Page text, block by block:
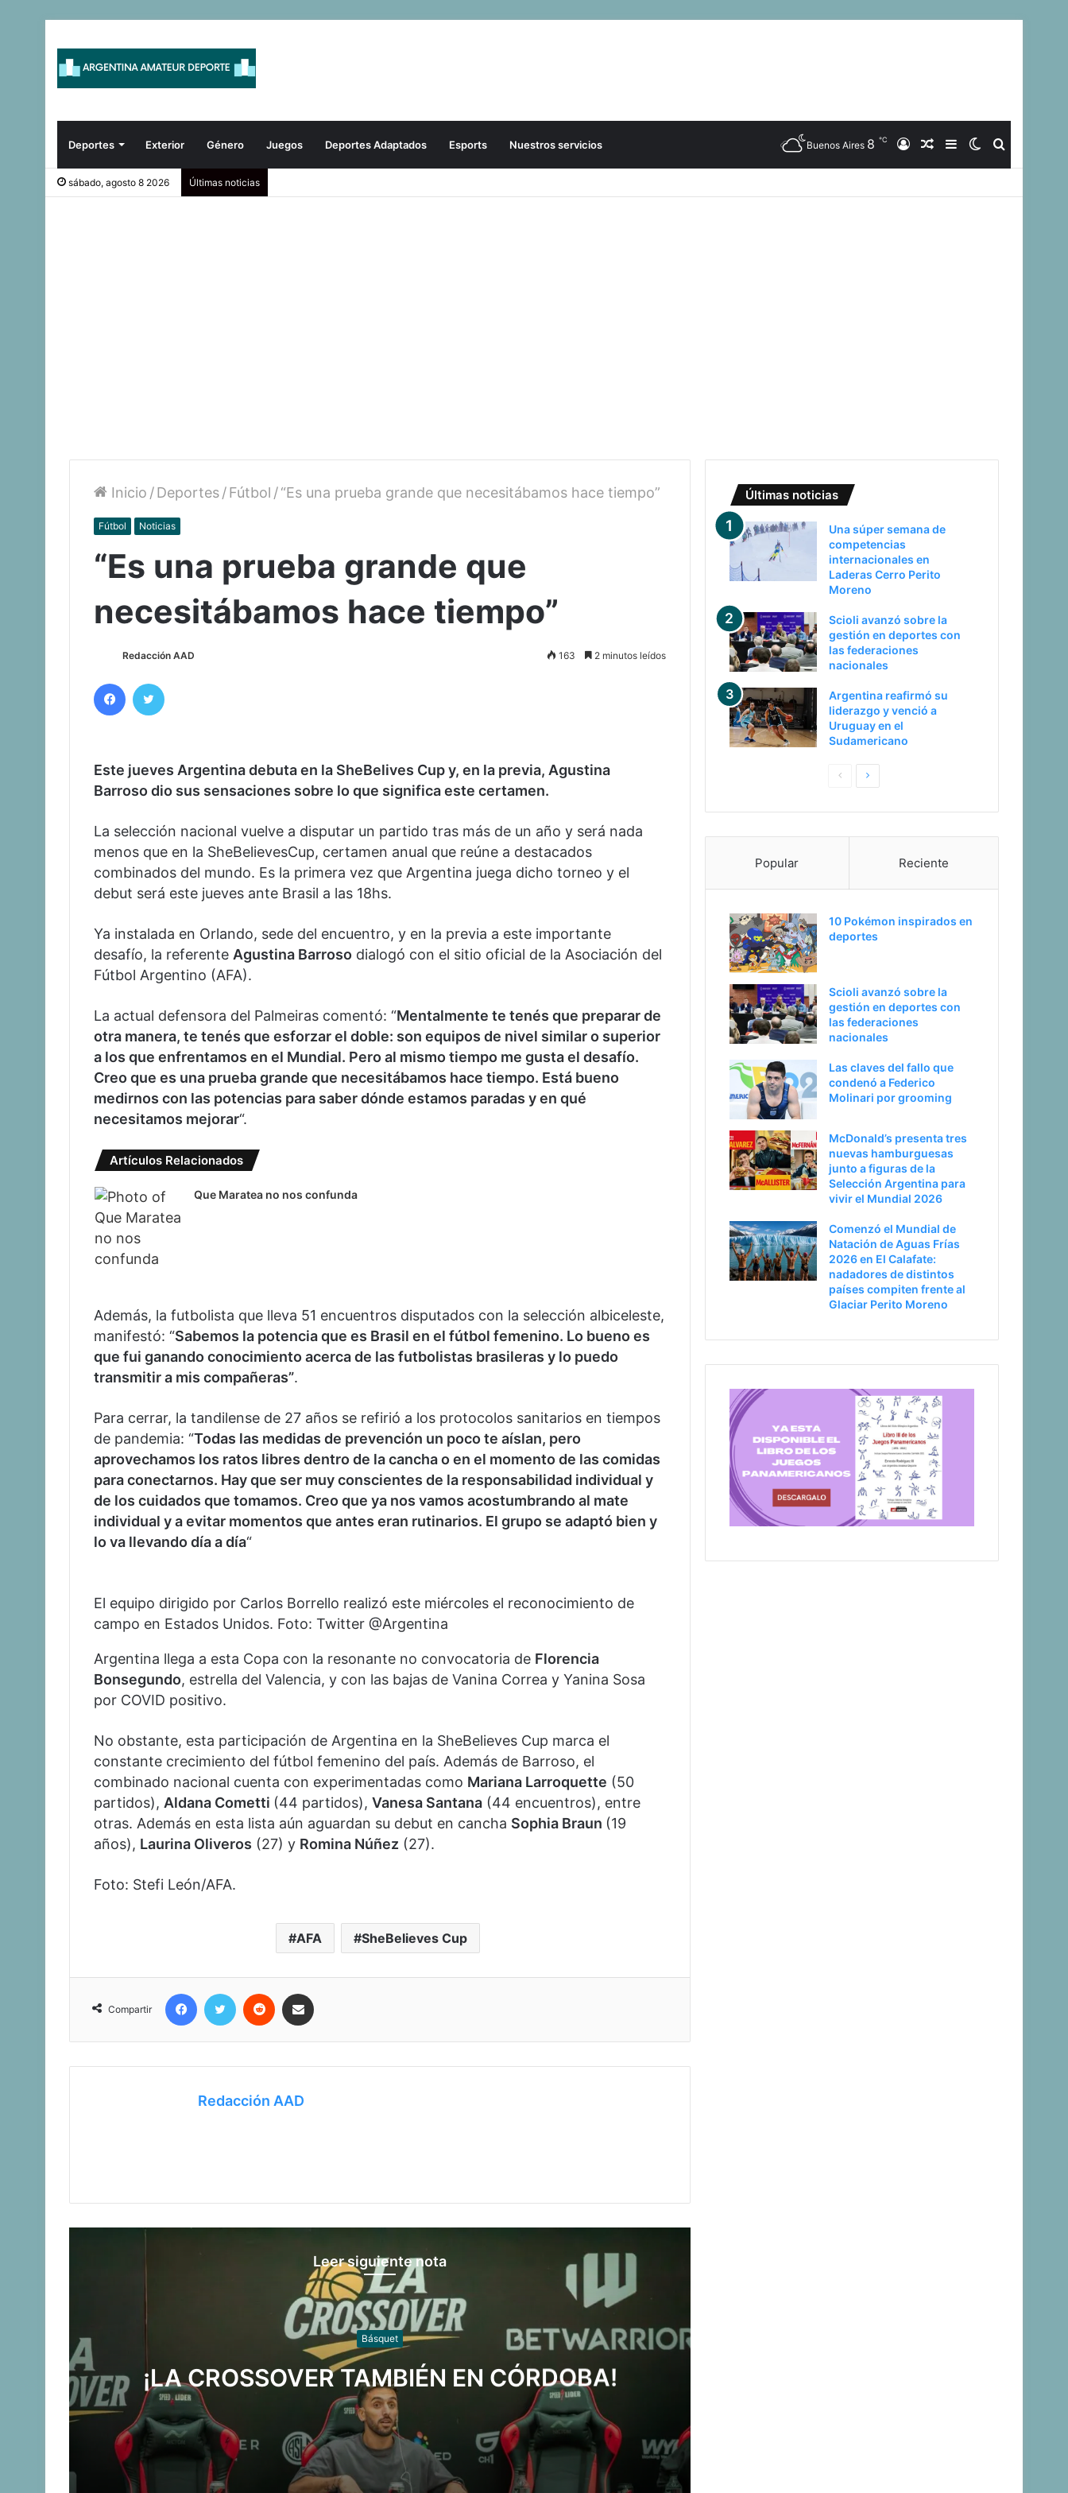
Deportes Exterior Género Juegos Deportes Adaptados Esports Nuestros servicios Buscar
Switch
Barra
Artículo
Iniciar
Buenos Aires 8 ℃
sábado, agosto 8 2026 Últimas noticias
Inicio /Deportes/Fútbol /“Es una prueba grande que necesitábamos hace tiempo”
Fútbol Noticias
“Es una prueba grande que
necesitábamos hace tiempo”
Redacción AAD 163 2 minutos leídos
Facebook
Este jueves Argentina debuta en la SheBelives Cup y, en la previa, Agustina
Barroso dio sus sensaciones sobre lo que significa este certamen.
La selección nacional vuelve a disputar un partido tras más de un año y será nada
menos que en la SheBelievesCup, certamen anual que reúne a destacados
combinados del mundo. Es la primera vez que Argentina juega dicho torneo y el
debut será este jueves ante Brasil a las 18hs.
Ya instalada en Orlando, sede del encuentro, y en la previa a este importante
desafío, la referente Agustina Barroso dialogó con el sitio oficial de la Asociación del
Fútbol Argentino (AFA).
La actual defensora del Palmeiras comentó: “Mentalmente te tenés que preparar de
otra manera, te tenés que esforzar el doble: son equipos de nivel similar o superior
a los que enfrentamos en el Mundial. Pero al mismo tiempo me gusta el desafío.
Creo que es una prueba grande que necesitábamos hace tiempo. Está bueno
medirnos con las potencias para saber dónde estamos paradas y en qué
necesitamos mejorar“.
Artículos Relacionados
Que Maratea no nos confunda
Además, la futbolista que lleva 51 encuentros disputados con la selección albiceleste,
manifestó: “Sabemos la potencia que es Brasil en el fútbol femenino. Lo bueno es
que fui ganando conocimiento acerca de las futbolistas brasileras y lo puedo
transmitir a mis compañeras”.
Para cerrar, la tandilense de 27 años se refirió a los protocolos sanitarios en tiempos
de pandemia: “Todas las medidas de prevención un poco te aíslan, pero
aprovechamos los ratos libres dentro de la cancha o en el momento de las comidas
para conectarnos. Hay que ser muy conscientes de la responsabilidad individual y
de los cuidados que tomamos. Creo que ya nos vamos acostumbrando al mate
individual y a evitar momentos que antes eran rutinarios. El grupo se adaptó bien y
lo va llevando día a día“
El equipo dirigido por Carlos Borrello realizó este miércoles el reconocimiento de
campo en Estados Unidos. Foto: Twitter @Argentina
Argentina llega a esta Copa con la resonante no convocatoria de Florencia
Bonsegundo, estrella del Valencia, y con las bajas de Vanina Correa y Yanina Sosa
por COVID positivo.
No obstante, esta participación de Argentina en la SheBelieves Cup marca el
constante crecimiento del fútbol femenino del país. Además de Barroso, el
combinado nacional cuenta con experimentadas como Mariana Larroquette (50
partidos), Aldana Cometti (44 partidos), Vanesa Santana (44 encuentros), entre
otras. Además en esta lista aún aguardan su debut en cancha Sophia Braun (19
años), Laurina Oliveros (27) y Romina Núñez (27).
Foto: Stefi León/AFA.
AFA SheBelieves Cup
Compartir
Facebook
Twitter Reddit
Redacción AAD
Leer siguiente nota
Básquet
¡LA CROSSOVER TAMBIÉN EN CÓRDOBA!
Últimas noticias
Una súper semana de
competencias
internacionales en
Laderas Cerro Perito
Moreno
Scioli avanzó sobre la
gestión en deportes con
las federaciones
nacionales
Argentina reafirmó su
liderazgo y venció a
Uruguay en el
Sudamericano
PaginaSiguiente
Popular Reciente
10 Pokémon inspirados en
deportes
Scioli avanzó sobre la
gestión en deportes con
las federaciones
nacionales
Las claves del fallo que
condenó a Federico
Molinari por grooming
McDonald’s presenta tres
nuevas hamburguesas
junto a figuras de la
Selección Argentina para
vivir el Mundial 2026
Comenzó el Mundial de
Natación de Aguas Frías
2026 en El Calafate:
nadadores de distintos
países compiten frente al
Glaciar Perito Moreno